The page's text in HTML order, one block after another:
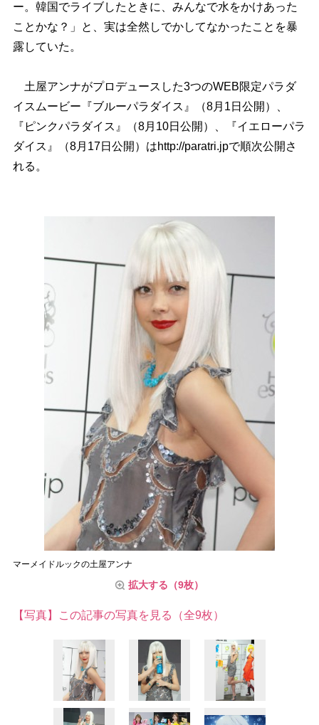
ー。韓国でライブしたときに、みんなで水をかけあった
ことかな？」と、実は全然しでかしてなかったことを暴
露していた。
土屋アンナがプロデュースした3つのWEB限定パラダ
イスムービー『ブルーパラダイス』（8月1日公開）、
『ピンクパラダイス』（8月10日公開）、『イエローパラ
ダイス』（8月17日公開）はhttp://paratri.jpで順次公開さ
れる。
マーメイドルックの土屋アンナ
拡大する（9枚）
【写真】この記事の写真を見る（全9枚）